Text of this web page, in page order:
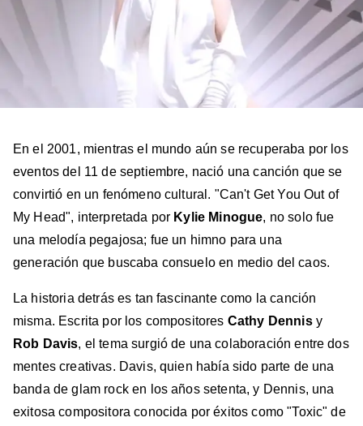
En el 2001, mientras el mundo aún se recuperaba por los
eventos del 11 de septiembre, nació una canción que se
convirtió en un fenómeno cultural. "Can't Get You Out of
My Head", interpretada por Kylie Minogue, no solo fue
una melodía pegajosa; fue un himno para una
generación que buscaba consuelo en medio del caos.
La historia detrás es tan fascinante como la canción
misma. Escrita por los compositores Cathy Dennis y
Rob Davis, el tema surgió de una colaboración entre dos
mentes creativas. Davis, quien había sido parte de una
banda de glam rock en los años setenta, y Dennis, una
exitosa compositora conocida por éxitos como "Toxic" de